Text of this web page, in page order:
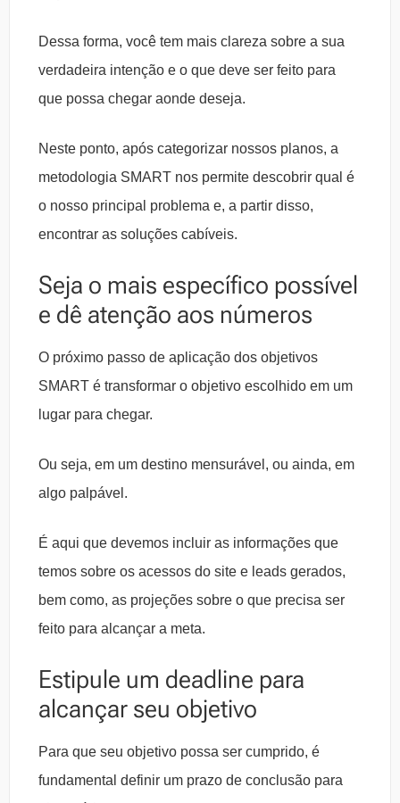
Dessa forma, você tem mais clareza sobre a sua
verdadeira intenção e o que deve ser feito para
que possa chegar aonde deseja.
Neste ponto, após categorizar nossos planos, a
metodologia SMART nos permite descobrir qual é
o nosso principal problema e, a partir disso,
encontrar as soluções cabíveis.
Seja o mais específico possível
e dê atenção aos números
O próximo passo de aplicação dos objetivos
SMART é transformar o objetivo escolhido em um
lugar para chegar.
Ou seja, em um destino mensurável, ou ainda, em
algo palpável.
É aqui que devemos incluir as informações que
temos sobre os acessos do site e leads gerados,
bem como, as projeções sobre o que precisa ser
feito para alcançar a meta.
Estipule um deadline para
alcançar seu objetivo
Para que seu objetivo possa ser cumprido, é
fundamental definir um prazo de conclusão para